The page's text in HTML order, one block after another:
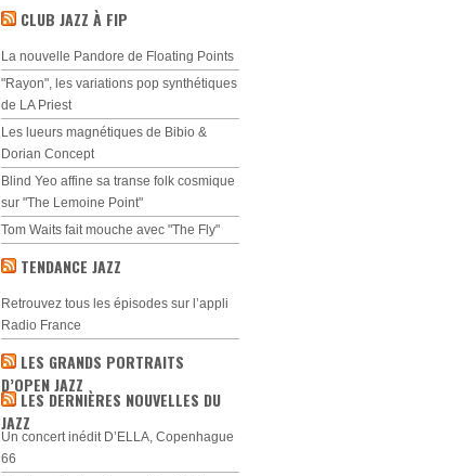
CLUB JAZZ À FIP
La nouvelle Pandore de Floating Points
"Rayon", les variations pop synthétiques
de LA Priest
Les lueurs magnétiques de Bibio &
Dorian Concept
Blind Yeo affine sa transe folk cosmique
sur "The Lemoine Point"
Tom Waits fait mouche avec "The Fly"
TENDANCE JAZZ
Retrouvez tous les épisodes sur l’appli
Radio France
LES GRANDS PORTRAITS
D’OPEN JAZZ
LES DERNIÈRES NOUVELLES DU
JAZZ
Un concert inédit D’ELLA, Copenhague
66